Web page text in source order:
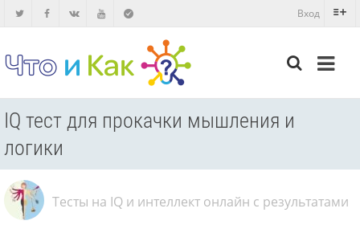
Вход
IQ тест для прокачки мышления и
логики
Тесты на IQ и интеллект онлайн с результатами